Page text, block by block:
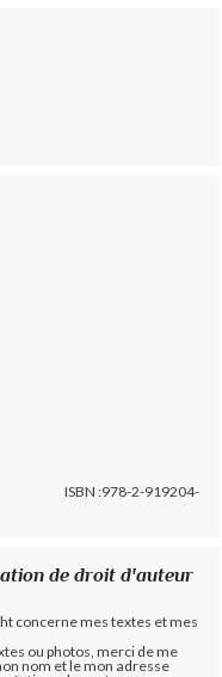
ISBN :978-2-919204-
de droit d'auteur
concerne mes textes et mes
ou photos, merci de me
nom et le mon adresse